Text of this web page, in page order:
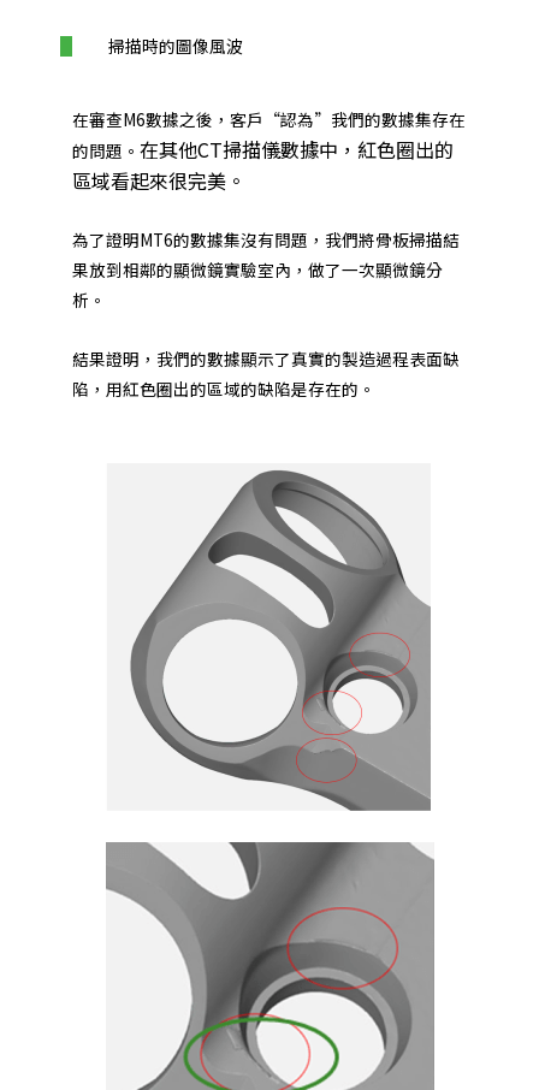
掃描時的圖像風波
在審查M6數據之後，客戶“認為”我們的數據集存在
的問題。 在其他CT掃描儀數據中，紅色圈出的
區域看起來很完美。
為了證明MT6的數據集沒有問題，我們將骨板掃描結
果放到相鄰的顯微鏡實驗室內，做了一次顯微鏡分
析。
結果證明，我們的數據顯示了真實的製造過程表面缺
陷，用紅色圈出的區域的缺陷是存在的。